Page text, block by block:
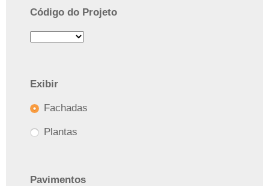
Código do Projeto
Exibir
Fachadas
Plantas
Pavimentos